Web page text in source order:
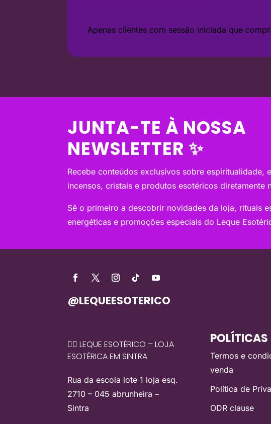
Apenas clientes com sessão iniciada que
JUNTA-TE À NOSSA
NEWSLETTER ✨
Recebe conteúdos exclusivos sobre espiritualidade,
incensos, cristais e produtos esotéricos diretamente
Sê o primeiro a descobrir novidades da loja, rituais
energéticas e promoções especiais do Leque
@LEQUEESOTERICO
🧙‍♀️ LEQUE ESOTÉRICO – LOJA
ESOTÉRICA EM SINTRA
Rua da escola lote 1 loja esq.
2710 – 045 abrunheira –
Sintra
POLÍTICAS
Termos e
venda
Política de
ODR clause